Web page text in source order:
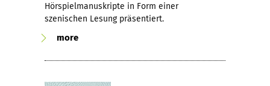
Hörspielmanuskripte in Form einer
szenischen Lesung präsentiert.
more